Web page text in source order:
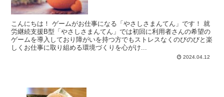
こんにちは！ ゲームがお仕事になる「やさしさまんてん」です！ 就
労継続支援B型「やさしさまんてん」では初回に利用者さんの希望の
ゲームを導入しており障がいを持つ方でもストレスなくのびのびと楽
しくお仕事に取り組める環境づくりを心がけ...
2024.04.12